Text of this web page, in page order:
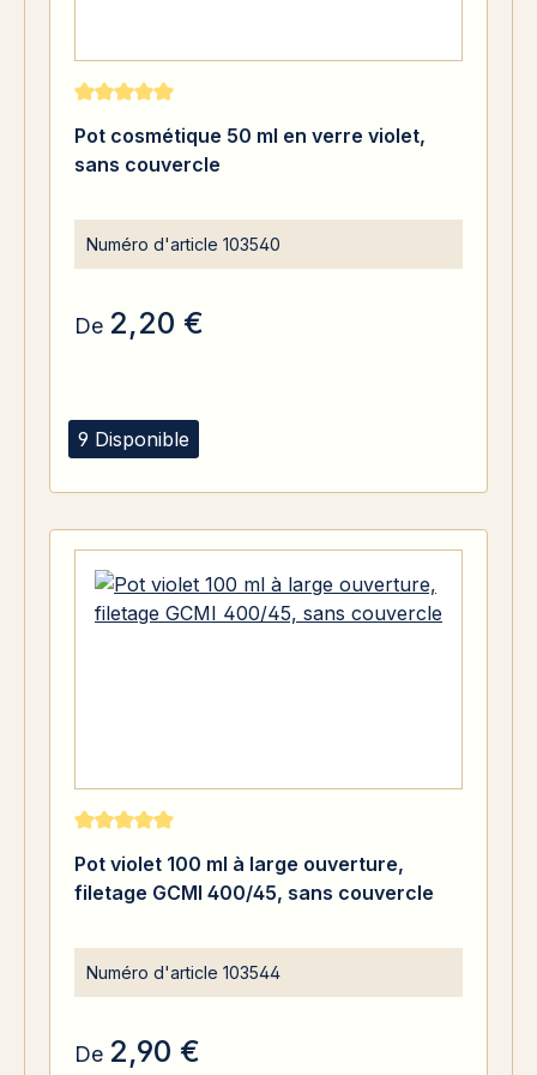
9 Disponible
Note moyenne de 5 sur 5 étoiles
Pot cosmétique 50 ml en verre violet,
sans couvercle
Numéro d'article 103540
De 2,20 €
Note moyenne de 5 sur 5 étoiles
Pot violet 100 ml à large ouverture,
filetage GCMI 400/45, sans couvercle
Numéro d'article 103544
De 2,90 €